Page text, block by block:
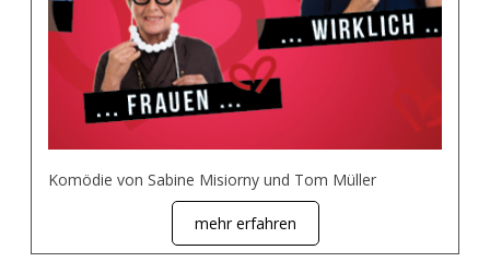
Komödie von Sabine Misiorny und Tom Müller
mehr erfahren